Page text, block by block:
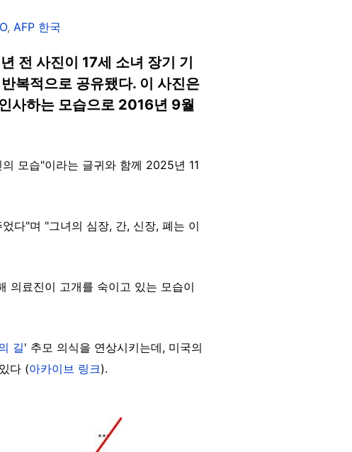
, AFP 한국
전 사진이 17세 소녀 장기 기
복적으로 공유됐다. 이 사진은
사하는 모습으로 2016년 9월
모습"이라는 글귀와 함께 2025년 11
다"며 "그녀의 심장, 간, 신장, 폐는 이
의료진이 고개를 숙이고 있는 모습이
길' 추모 의식을 연상시키는데, 미국의
다 (아카이브 링크).